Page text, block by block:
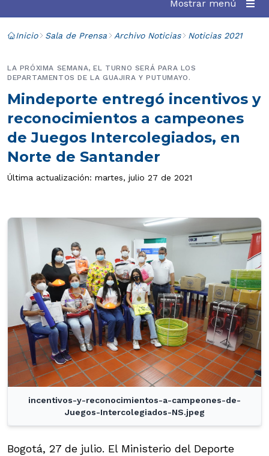
Mostrar menú
Inicio Sala de Prensa Archivo Noticias Noticias 2021
Mindeporte entregó incentivos y
reconocimientos a campeones
de Juegos Intercolegiados, en
Norte de Santander
LA PRÓXIMA SEMANA, EL TURNO SERÁ PARA LOS
DEPARTAMENTOS DE LA GUAJIRA Y PUTUMAYO.
Última actualización: martes, julio 27 de 2021
incentivos-y-reconocimientos-a-campeones-de-
Juegos-Intercolegiados-NS.jpeg
Bogotá, 27 de julio. El Ministerio del Deporte